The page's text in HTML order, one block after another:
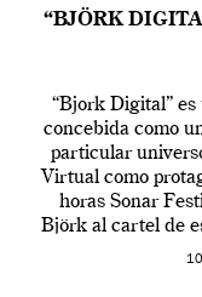
“BJÖRK
“Bjork Digital”
concebida como
particular
Virtual como
horas Sonar
Björk al cartel de
en una de